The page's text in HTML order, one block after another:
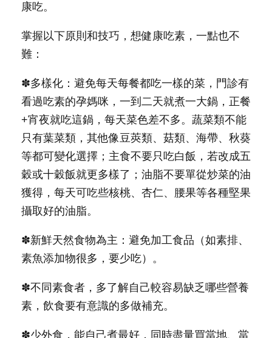
康吃。
掌握以下原則和技巧，想健康吃素，一點也不
難：
✽多樣化：避免每天每餐都吃一樣的菜，門診有
看過吃素的孕媽咪，一到二天就煮一大鍋，正餐
+宵夜就吃這鍋，每天菜色差不多。蔬菜類不能
只有葉菜類，其他像豆莢類、菇類、海帶、秋葵
等都可變化選擇；主食不要只吃白飯，若改成五
穀或十穀飯就更多樣了；油脂不要單從炒菜的油
獲得，每天可吃些核桃、杏仁、腰果等各種堅果
攝取好的油脂。
✽新鮮天然食物為主：避免加工食品（如素排、
素魚添加物很多，要少吃）。
✽不同素食者，多了解自己較容易缺乏哪些營養
素，飲食要有意識的多做補充。
✽少外食，能自己煮最好，同時盡量買當地、當